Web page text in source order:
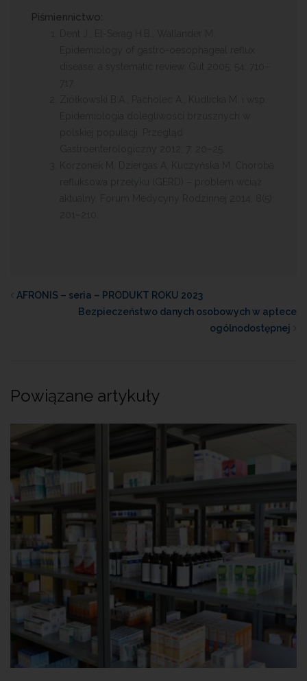
Piśmiennictwo:
AFRONIS – seria – PRODUKT ROKU 2023
Bezpieczeństwo danych osobowych w aptece
ogólnodostępnej
Powiązane artykuły